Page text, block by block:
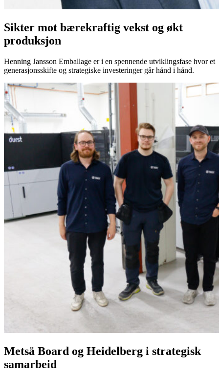
Sikter mot bærekraftig vekst og økt
produksjon
Henning Jansson Emballage er i en spennende utviklingsfase hvor et
generasjonsskifte og strategiske investeringer går hånd i hånd.
Metsä Board og Heidelberg i strategisk
samarbeid